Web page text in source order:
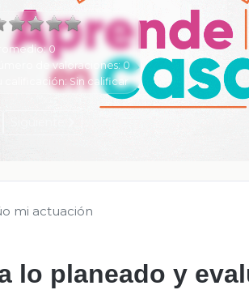
0
de valoraciones:0
calificación:Sin calificar
mi actuación
lo planeado y